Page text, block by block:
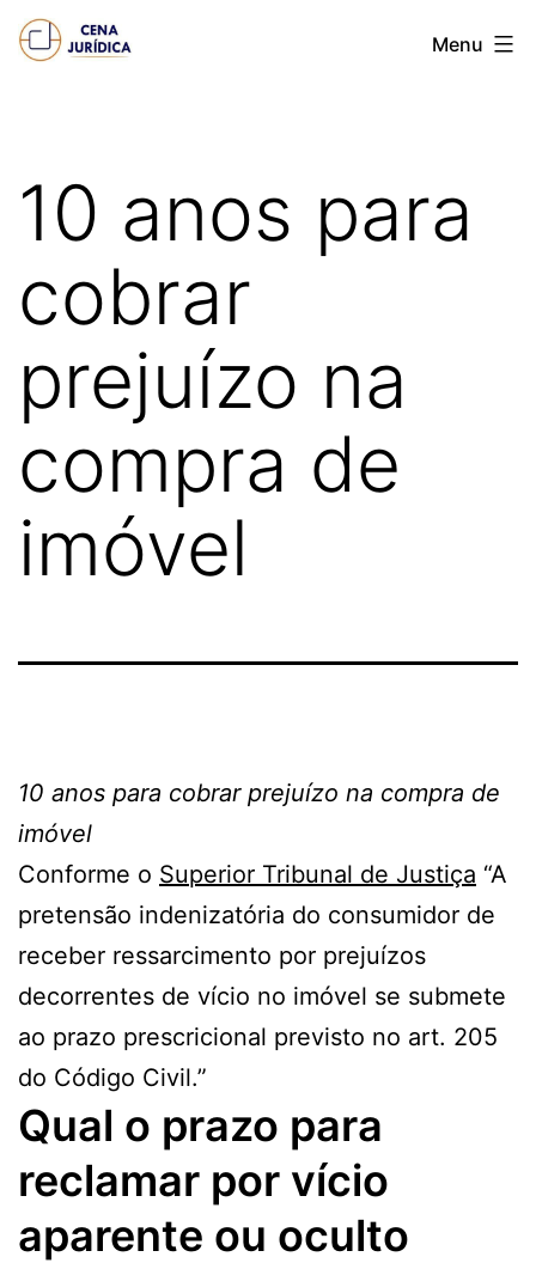
Pular
para
Cena
Menu
10 anos para
cobrar
prejuízo na
compra de
imóvel
10 anos para cobrar prejuízo na compra de
imóvel
Conforme o Superior Tribunal de Justiça “A
pretensão indenizatória do consumidor de
receber ressarcimento por prejuízos
decorrentes de vício no imóvel se submete
ao prazo prescricional previsto no art. 205
do Código Civil.”
Qual o prazo para
reclamar por vício
aparente ou oculto